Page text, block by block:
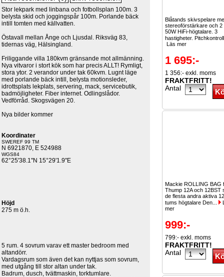
Stor lekpark med linbana och fotbollsplan 100m. 3
belysta skid och joggingspår 100m. Porlande bäck
intill tomten med källvatten.
Östavall mellan Ånge och Ljusdal. Riksväg 83,
tidernas väg, Hälsingland.
Friliggande villa 180kvm gränsande mot allmänning.
Nya vitvaror i stort kök som har precis ALLT! Rymligt,
stora ytor. 2 verandor under tak 60kvm. Lugnt läge
med porlande bäck intill, belysta motionsleder,
idrottsplats lekplats, servering, mack, servicebutik,
badmöjligheter. Fiber internet. Odlingslådor.
Vedförråd. Skogsvägen 20.
Nya bilder kommer
Koordinater
SWEREF 99 TM
N 6921870, E 524988
WGS84
62°25'38.1"N 15°29'1.9"E
Höjd
275 m ö.h.
5 rum. 4 sovrum varav ett master bedroom med
altandörr.
Vardagsrum som även det kan nyttjas som sovrum,
med utgång till stor altan under tak.
Badrum, dusch, tvättmaskin, torktumlare.
Blåtands skivspelare
stereoförstärkare och 2
50W HiFi-högtalare. 3
hastigheter.
Läs mer
1 695:-
1 356:- exkl. moms
FRAKTFRITT!
Antal
Mackie ROLLING BAG
Thump 12A och 12BST
de flesta andra aktiva 12
tums högtalare Den...
mer
999:-
799:- exkl. moms
FRAKTFRITT!
Antal